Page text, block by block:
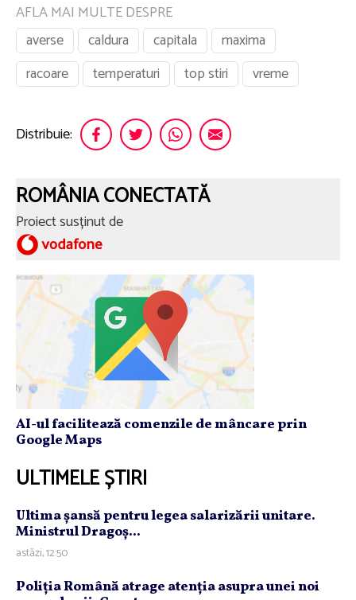
AFLA MAI MULTE DESPRE
averse
caldura capitala
maxima
racoare
temperaturi top stiri vreme
Distribuie:
ROMÂNIA CONECTATĂ
Proiect susținut de
AI-ul facilitează comenzile de mâncare prin
Google Maps
ULTIMELE ȘTIRI
Ultima şansă pentru legea salarizării unitare.
Ministrul Dragoş...
astăzi, 12:50
Poliţia Română atrage atenţia asupra unei noi